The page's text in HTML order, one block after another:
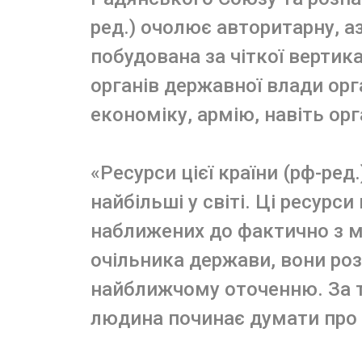
ред.) очолює авторитарну,
побудована за чіткої
органів державної влади
економіку, армію, навіть
«Ресурси цієї країни (рф-
найбільші у світі. Ці
наближених до фактично
очільника держави, вони
найближчому оточенню. За
людина починає думати про